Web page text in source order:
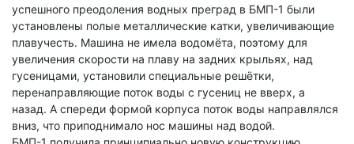
успешного преодоления водных преград в БМП-1 были
установлены полые металлические катки, увеличивающие
плавучесть. Машина не имела водомёта, поэтому для
увеличения скорости на плаву на задних крыльях, над
гусеницами, установили специальные решётки,
перенаправляющие поток воды с гусениц не вверх, а
назад. А спереди формой корпуса поток воды направлялся
вниз, что приподнимало нос машины над водой.